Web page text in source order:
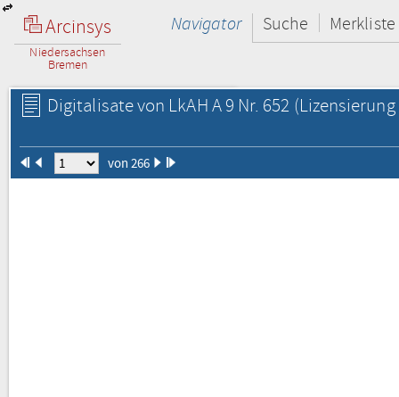
Arcinsys
Niedersachsen
Bremen
Navigator Suche Merkliste
Digitalisate von LkAH A 9 Nr. 652
von 266